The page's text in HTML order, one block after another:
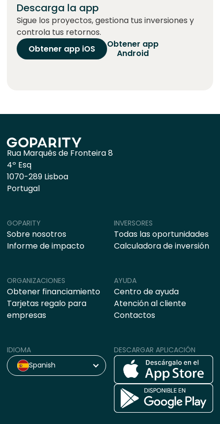
Descarga la app
Sigue los proyectos, gestiona tus inversiones y
controla tus retornos.
Obtener app iOS
Obtener app
Android
Rua Marquês de Fronteira 8
4º Esq
1070-289 Lisboa
Portugal
ORGANIZACIONES
Obtener financiamiento
Tarjetas regalo para
empresas
AYUDA
Centro de ayuda
Atención al cliente
Contactos
GOPARITY
Sobre nosotros
Informe de impacto
INVERSORES
Todas las oportunidades
Calculadora de inversión
IDIOMA
Spanish
DESCARGAR APLICACIÓN